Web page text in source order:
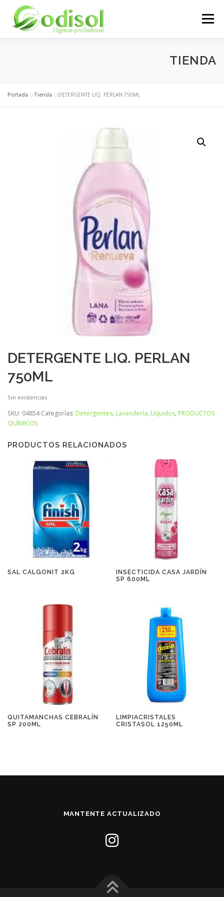
contenido
Menú
ÁREA CLIENTES CONTACTO
TIENDA
Portada »Tienda »DETERGENTE LIQ. PERLAN 750ML
DETERGENTE LIQ. PERLAN
750ML
Sin existencias
SKU: 04854 Categorías: Detergentes, Lavandería, Líquidos, PRODUCTOS
QUÍMICOS
PRODUCTOS RELACIONADOS
SAL CALGONIT 2KG
INSECTICIDA CASA JARDÍN
SP 600ML
QUITAMANCHAS CEBRALÍN
SP 200ML
LIMPIACRISTALES
CRISTASOL 1250ML
MANTENTE ACTUALIZADO